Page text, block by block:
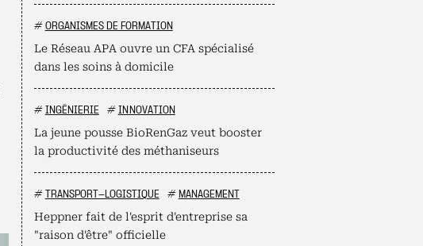
# ORGANISMES DE FORMATION
Le Réseau APA ouvre un CFA spécialisé
dans les soins à domicile
# INGÉNIERIE # INNOVATION
La jeune pousse BioRenGaz veut booster
la productivité des méthaniseurs
# TRANSPORT-LOGISTIQUE # MANAGEMENT
Heppner fait de l'esprit d'entreprise sa
"raison d'être" officielle